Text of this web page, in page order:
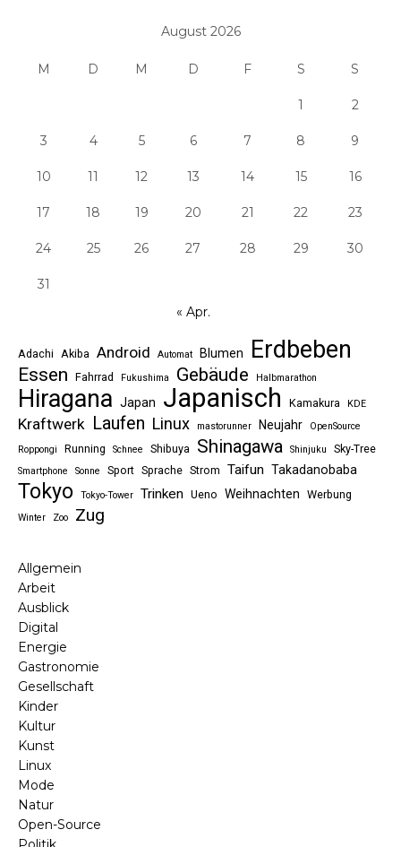
August 2026
M D M D F S S
1 2
3 4 5 6 7 8 9
10 11 12 13 14 15 16
17 18 19 20 21 22 23
24 25 26 27 28 29 30
31
« Apr.
Adachi Akiba Android Automat Blumen Erdbeben
Essen Fahrrad Fukushima Gebäude Halbmarathon
Hiragana Japan Japanisch Kamakura KDE
Kraftwerk Laufen Linux mastorunner Neujahr
OpenSource
Roppongi
Running Schnee Shibuya Shinagawa Shinjuku Sky-Tree
Smartphone Sonne Sport Sprache Strom Taifun Takadanobaba
Tokyo Tokyo-Tower Trinken Ueno Weihnachten Werbung
Winter Zoo Zug
Allgemein
Arbeit
Ausblick
Digital
Energie
Gastronomie
Gesellschaft
Kinder
Kultur
Kunst
Linux
Mode
Natur
Open-Source